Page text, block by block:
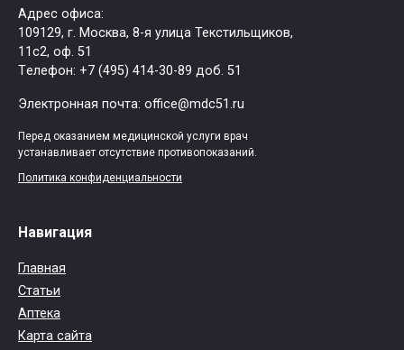
Адрес офиса:
109129, г. Москва, ​8-я улица Текстильщиков,
11с2, оф. 51
Tелефон: +7 (495) 414-30-89 доб. 51
Электронная почта: office@mdc51.ru
Перед оказанием медицинской услуги врач
устанавливает отсутствие противопоказаний.
Политика конфиденциальности
Навигация
Главная
Статьи
Аптека
Карта сайта